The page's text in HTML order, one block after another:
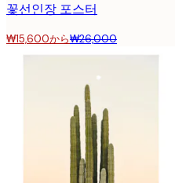
꽃선인장 포스터
₩15,600から₩26,000